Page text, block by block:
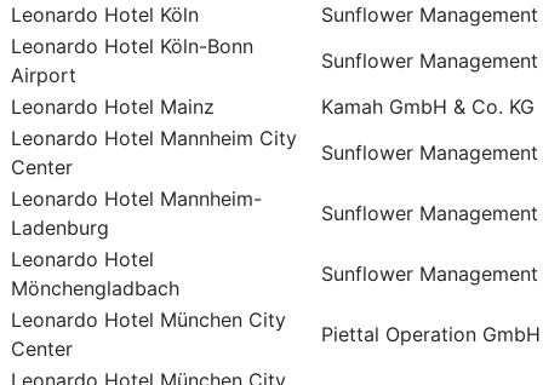
Leonardo Hotel Köln
Sunflower Management
Leonardo Hotel Köln-Bonn
Airport
Sunflower Management
Leonardo Hotel Mainz
Kamah GmbH & Co. KG
Leonardo Hotel Mannheim City
Center
Sunflower Management
Leonardo Hotel Mannheim-
Ladenburg
Sunflower Management
Leonardo Hotel
Mönchengladbach
Sunflower Management
Leonardo Hotel München City
Center
Piettal Operation GmbH
Leonardo Hotel München City